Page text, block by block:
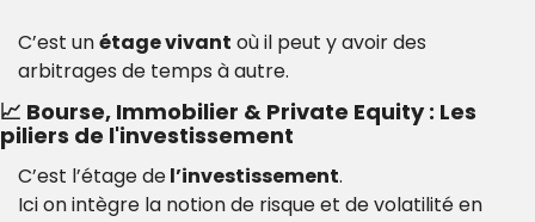
C’est un étage vivant où il peut y avoir des
arbitrages de temps à autre.
📈 Bourse, Immobilier & Private Equity : Les
piliers de l'investissement
C’est l’étage de l’investissement.
Ici on intègre la notion de risque et de volatilité en